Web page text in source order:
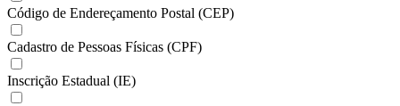
Código de Endereçamento Postal (CEP)
Cadastro de Pessoas Físicas (CPF)
Inscrição Estadual (IE)